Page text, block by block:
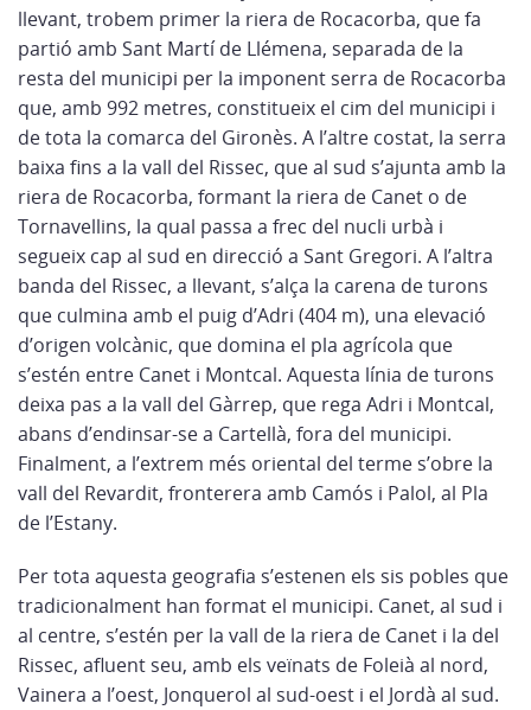
llevant, trobem primer la riera de Rocacorba, que fa
partió amb Sant Martí de Llémena, separada de la
resta del municipi per la imponent serra de Rocacorba
que, amb 992 metres, constitueix el cim del municipi i
de tota la comarca del Gironès. A l’altre costat, la serra
baixa fins a la vall del Rissec, que al sud s’ajunta amb la
riera de Rocacorba, formant la riera de Canet o de
Tornavellins, la qual passa a frec del nucli urbà i
segueix cap al sud en direcció a Sant Gregori. A l’altra
banda del Rissec, a llevant, s’alça la carena de turons
que culmina amb el puig d’Adri (404 m), una elevació
d’origen volcànic, que domina el pla agrícola que
s’estén entre Canet i Montcal. Aquesta línia de turons
deixa pas a la vall del Gàrrep, que rega Adri i Montcal,
abans d’endinsar-se a Cartellà, fora del municipi.
Finalment, a l’extrem més oriental del terme s’obre la
vall del Revardit, fronterera amb Camós i Palol, al Pla
de l’Estany.
Per tota aquesta geografia s’estenen els sis pobles que
tradicionalment han format el municipi. Canet, al sud i
al centre, s’estén per la vall de la riera de Canet i la del
Rissec, afluent seu, amb els veïnats de Foleià al nord,
Vainera a l’oest, Jonquerol al sud-oest i el Jordà al sud.